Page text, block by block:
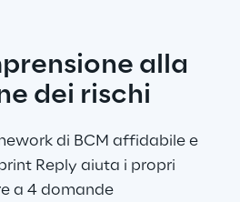
alla
dei rischi
di BCM affidabile e
Reply aiuta i propri
a 4 domande